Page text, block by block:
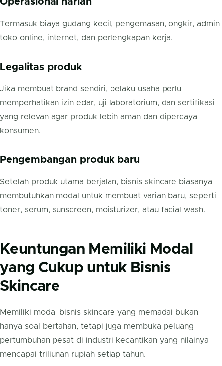
Operasional harian
Termasuk biaya gudang kecil, pengemasan, ongkir, admin
toko online, internet, dan perlengkapan kerja.
Legalitas produk
Jika membuat brand sendiri, pelaku usaha perlu
memperhatikan izin edar, uji laboratorium, dan sertifikasi
yang relevan agar produk lebih aman dan dipercaya
konsumen.
Pengembangan produk baru
Setelah produk utama berjalan, bisnis skincare biasanya
membutuhkan modal untuk membuat varian baru, seperti
toner, serum, sunscreen, moisturizer, atau facial wash.
Keuntungan Memiliki Modal
yang Cukup untuk Bisnis
Skincare
Memiliki modal bisnis skincare yang memadai bukan
hanya soal bertahan, tetapi juga membuka peluang
pertumbuhan pesat di industri kecantikan yang nilainya
mencapai triliunan rupiah setiap tahun.